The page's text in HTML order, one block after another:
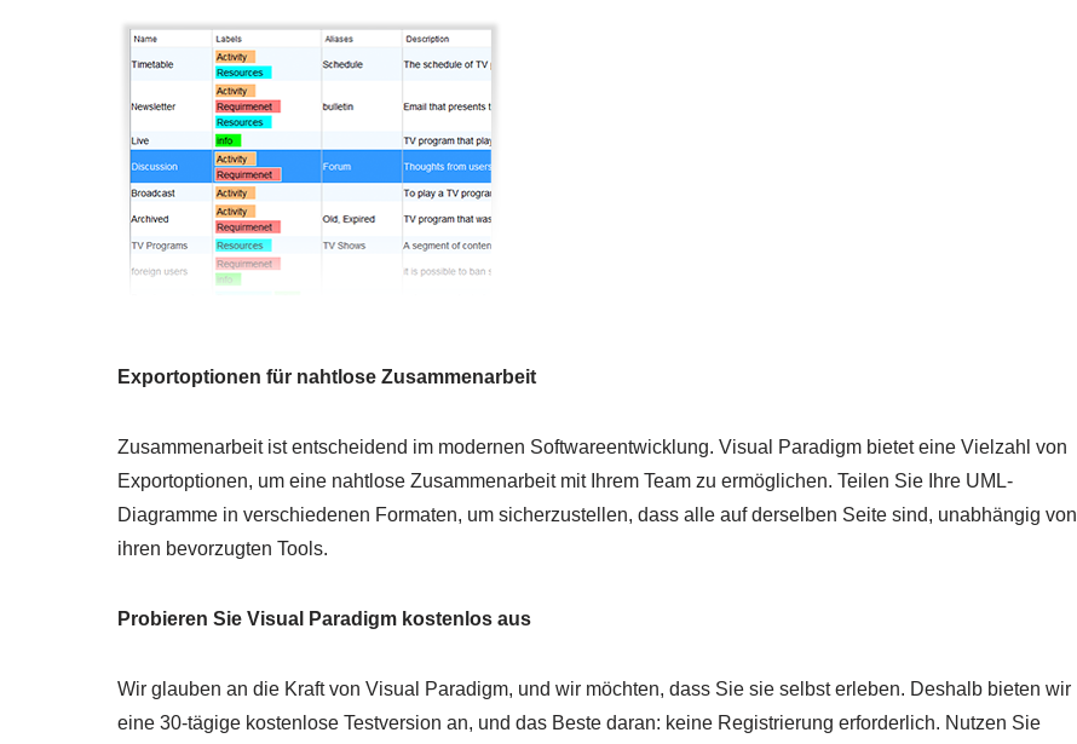
Exportoptionen für nahtlose Zusammenarbeit
Zusammenarbeit ist entscheidend im modernen Softwareentwicklung. Visual Paradigm bietet eine Vielzahl von
Exportoptionen, um eine nahtlose Zusammenarbeit mit Ihrem Team zu ermöglichen. Teilen Sie Ihre UML-
Diagramme in verschiedenen Formaten, um sicherzustellen, dass alle auf derselben Seite sind, unabhängig von
ihren bevorzugten Tools.
Probieren Sie Visual Paradigm kostenlos aus
Wir glauben an die Kraft von Visual Paradigm, und wir möchten, dass Sie sie selbst erleben. Deshalb bieten wir
eine 30-tägige kostenlose Testversion an, und das Beste daran: keine Registrierung erforderlich. Nutzen Sie